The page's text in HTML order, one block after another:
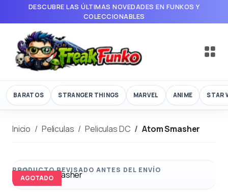
DESCUBRE LAS ÚLTIMAS NOVEDADES EN FUNKOS Y
COLECCIONABLES
BARATOS STRANGER THINGS MARVEL ANIME STAR
Inicio Peliculas Peliculas DC Atom Smasher
AGOTADO